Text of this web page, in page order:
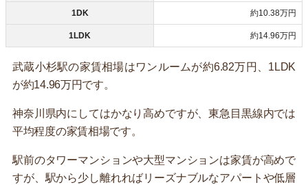
1DK 約10.38万円
1LDK 約14.96万円
武蔵小杉駅の家賃相場はワンルームが約6.82万円、1LDK
が約14.96万円です。
神奈川県内にしてはかなり高めですが、東急目黒線内では
平均程度の家賃相場です。
駅前のタワーマンションや大型マンションは家賃が高めで
すが、駅から少し離れればリーズナブルなアパートや低層